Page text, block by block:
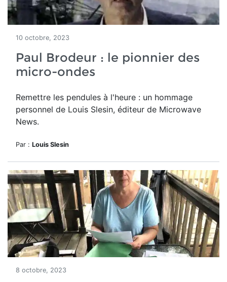
10 octobre, 2023
Paul Brodeur : le pionnier des
micro-ondes
Remettre les pendules à l'heure : un hommage
personnel de Louis Slesin, éditeur de Microwave
News.
Par : Louis Slesin
8 octobre, 2023